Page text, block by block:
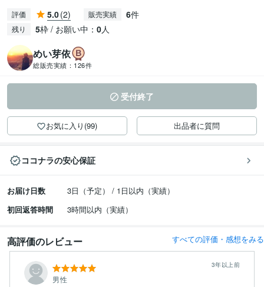
評価 5.0(2) 販売実績 6件
残り 5枠 / お願い中： 0人
めい芽依
総販売実績： 126件
受付終了
お気に入り(99) 出品者に質問
ココナラの安心保証
お届け日数
3日（予定） / 1日以内（実績）
初回返答時間
3時間以内（実績）
高評価のレビュー すべての評価・感想をみる
男性
3年以上前